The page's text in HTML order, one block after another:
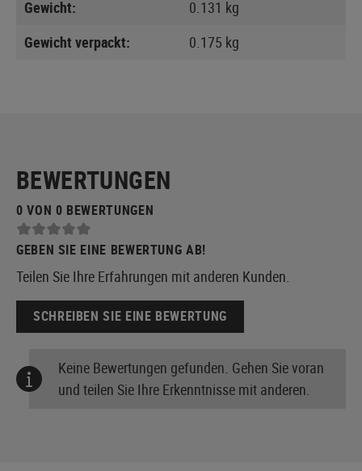
Gewicht:
0.131 kg
Gewicht verpackt:
0.175 kg
BEWERTUNGEN
0 VON 0 BEWERTUNGEN
GEBEN SIE EINE BEWERTUNG AB!
Teilen Sie Ihre Erfahrungen mit anderen Kunden.
SCHREIBEN SIE EINE BEWERTUNG
Keine Bewertungen gefunden. Gehen Sie voran
und teilen Sie Ihre Erkenntnisse mit anderen.